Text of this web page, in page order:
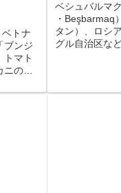
トナ
ブンジ
トマト
の身
ベシュバルマ
・Beşbarmaq
タン）、ロシ
グル自治区な